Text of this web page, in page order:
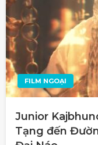
FILM NGOẠI
Junior
Tạng đến